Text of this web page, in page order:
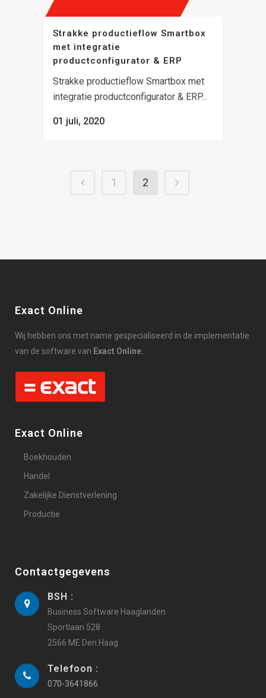
Strakke productieflow Smartbox
met integratie
productconfigurator & ERP
Strakke productieflow Smartbox met
integratie productconfigurator & ERP...
01 juli, 2020
1 2
Exact Online
Wij hebben ons met name gespecialiseerd in de implementatie
van de software van Exact Online.
Exact Online
Boekhouden
Handel
Zakelijke Dienstverlening
Productie
Contactgegevens
BSH :
Business Software Haaglanden
Sportlaan 528
2566 ME Den Haag
Telefoon :
070-3641866